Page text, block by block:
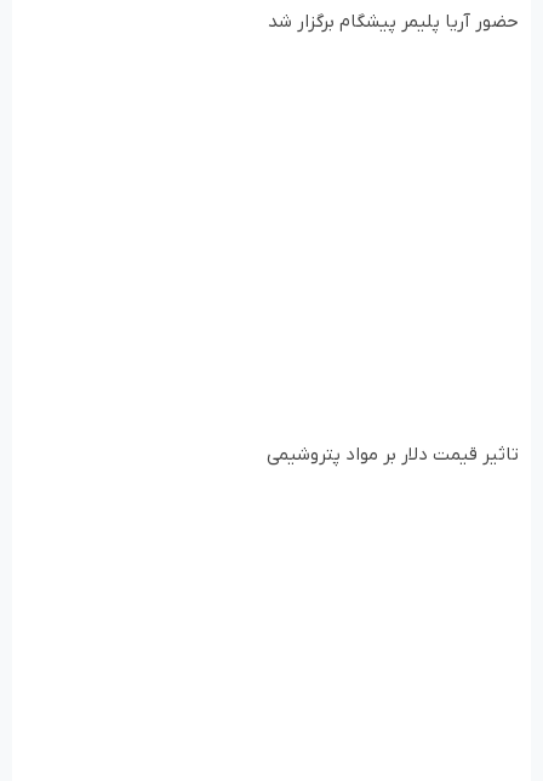
حضور آریا پلیمر پیشگام برگزار شد
تاثیر قیمت دلار بر مواد پتروشیمی